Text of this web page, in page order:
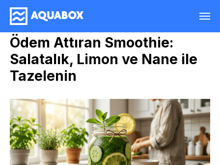
Ödem Attıran Smoothie:
Salatalık, Limon ve Nane ile
Tazelenin